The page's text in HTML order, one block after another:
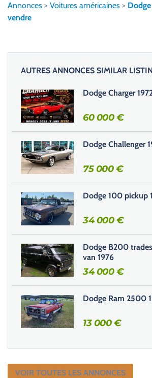
e
s
e
r
c
e
c
h
a
m
p
v
i
d
e
.
Annonces > Voitures américaines >
vendre
AUTRES ANNONCES SIMILAR
Dodge Charger
60 000€
Dodge Challenger
75 000€
Dodge 100 pickup
34 000€
Dodge B200
van 1976
34 000€
Dodge Ram 2500
13 000€
VOIR TOUTES LES ANNONCES